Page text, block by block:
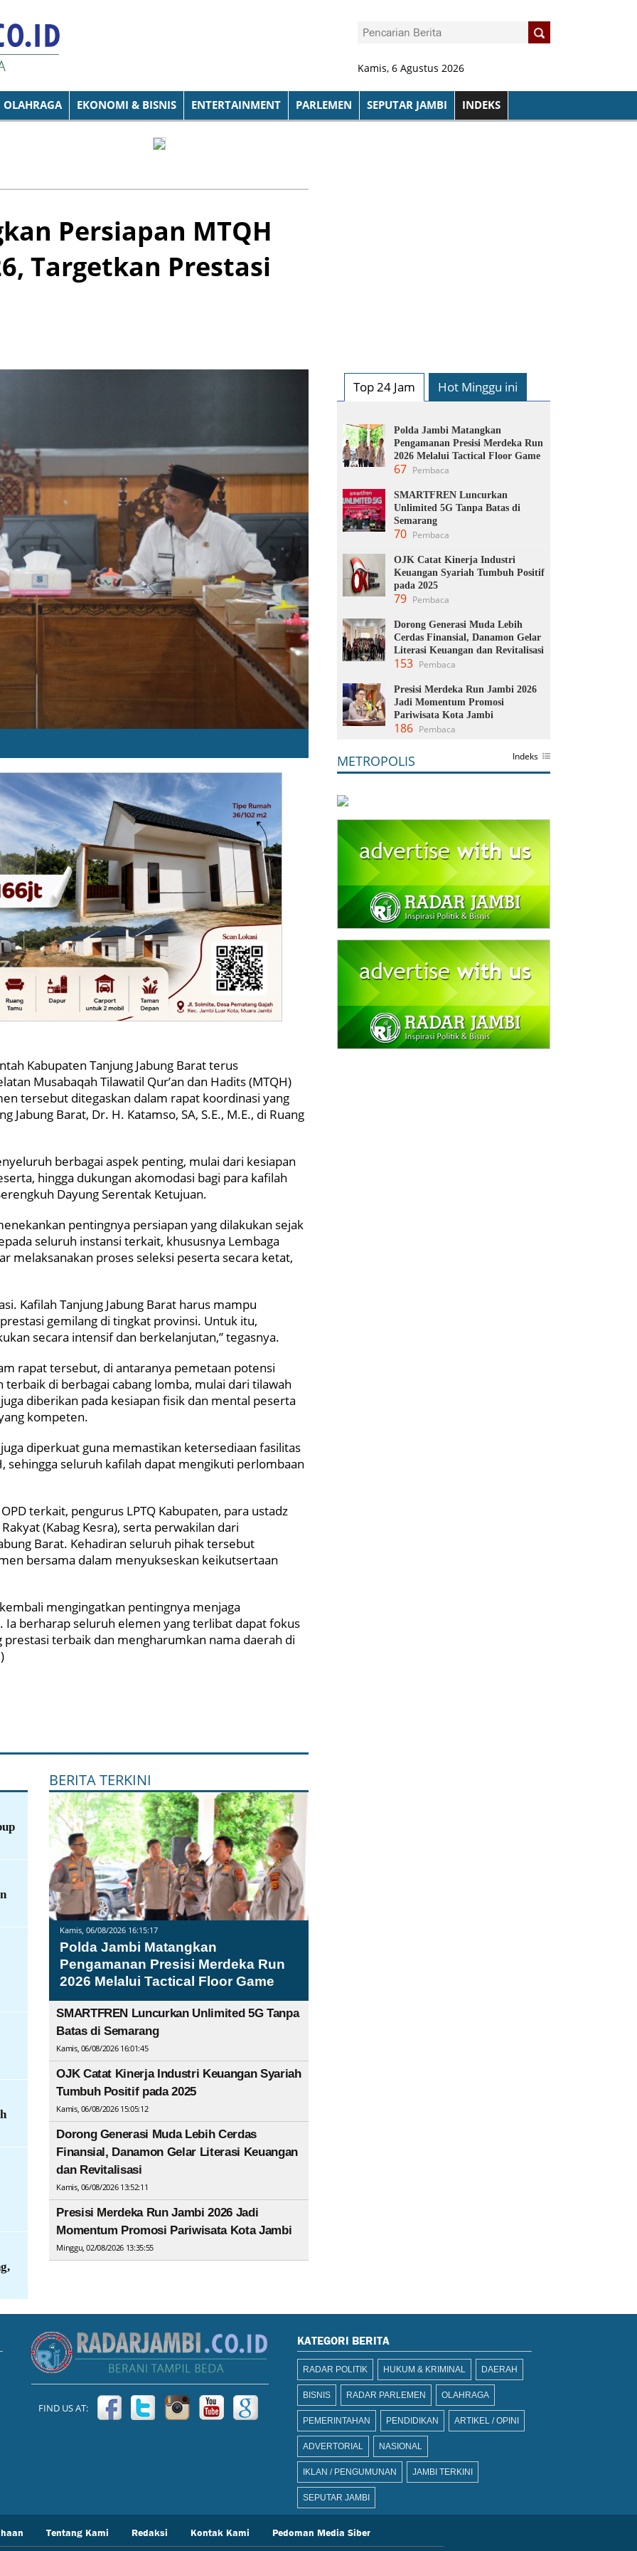
Kamis, 6 Agustus 2026
OLAHRAGA EKONOMI & BISNIS ENTERTAINMENT PARLEMEN SEPUTAR JAMBI INDEKS
Persiapan MTQH
Targetkan Prestasi
Kabupaten Tanjung Jabung Barat terus
Musabaqah Tilawatil Qur’an dan Hadits (MTQH)
tersebut ditegaskan dalam rapat koordinasi yang
Jabung Barat, Dr. H. Katamso, SA, S.E., M.E., di Ruang
berbagai aspek penting, mulai dari kesiapan
hingga dukungan akomodasi bagi para kafilah
Dayung Serentak Ketujuan.
pentingnya persiapan yang dilakukan sejak
seluruh instansi terkait, khususnya Lembaga
melaksanakan proses seleksi peserta secara ketat,
Kafilah Tanjung Jabung Barat harus mampu
gemilang di tingkat provinsi. Untuk itu,
secara intensif dan berkelanjutan,” tegasnya.
rapat tersebut, di antaranya pemetaan potensi
di berbagai cabang lomba, mulai dari tilawah
diberikan pada kesiapan fisik dan mental peserta
kompeten.
diperkuat guna memastikan ketersediaan fasilitas
sehingga seluruh kafilah dapat mengikuti perlombaan
terkait, pengurus LPTQ Kabupaten, para ustadz
(Kabag Kesra), serta perwakilan dari
Barat. Kehadiran seluruh pihak tersebut
bersama dalam menyukseskan keikutsertaan
mengingatkan pentingnya menjaga
berharap seluruh elemen yang terlibat dapat fokus
terbaik dan mengharumkan nama daerah di
BERITA TERKINI
Kamis, 06/08/2026 16:15:17
Polda Jambi Matangkan
Pengamanan Presisi Merdeka Run
2026 Melalui Tactical Floor Game
SMARTFREN Luncurkan Unlimited 5G Tanpa
Batas di Semarang
Kamis, 06/08/2026 16:01:45
OJK Catat Kinerja Industri Keuangan Syariah
Tumbuh Positif pada 2025
Kamis, 06/08/2026 15:05:12
Dorong Generasi Muda Lebih Cerdas
Finansial, Danamon Gelar Literasi Keuangan
dan Revitalisasi
Kamis, 06/08/2026 13:52:11
Presisi Merdeka Run Jambi 2026 Jadi
Momentum Promosi Pariwisata Kota Jambi
Minggu, 02/08/2026 13:35:55
Top 24 Jam Hot Minggu ini
Polda Jambi Matangkan
Pengamanan Presisi Merdeka Run
2026 Melalui Tactical Floor Game
67 Pembaca
SMARTFREN Luncurkan
Unlimited 5G Tanpa Batas di
Semarang
70 Pembaca
OJK Catat Kinerja Industri
Keuangan Syariah Tumbuh Positif
pada 2025
79 Pembaca
Dorong Generasi Muda Lebih
Cerdas Finansial, Danamon Gelar
Literasi Keuangan dan Revitalisasi
153 Pembaca
Presisi Merdeka Run Jambi 2026
Jadi Momentum Promosi
Pariwisata Kota Jambi
186 Pembaca
METROPOLIS Indeks
FIND US AT:
KATEGORI BERITA
RADAR POLITIK HUKUM & KRIMINAL DAERAH
BISNIS RADAR PARLEMEN OLAHRAGA
PEMERINTAHAN PENDIDIKAN ARTIKEL / OPINI
ADVERTORIAL NASIONAL
IKLAN / PENGUMUNAN JAMBI TERKINI
SEPUTAR JAMBI
Tentang Kami Redaksi Kontak Kami Pedoman Media Siber